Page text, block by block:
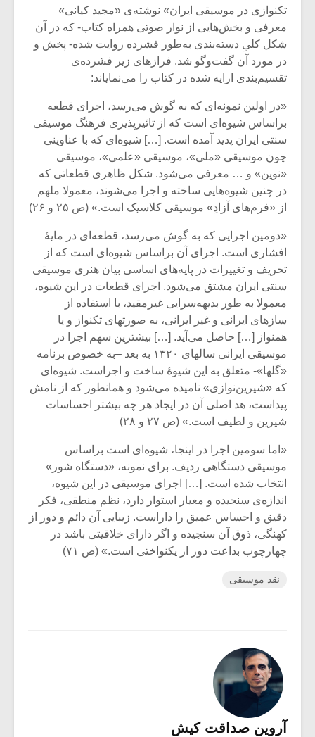
تکنوازی در موسیقی ایران» نوشته‌ی «مجید کیانی»
معرفی و بخش‌هایی از نوار صوتی همراه کتاب- که در آن
شکل کلیِ دسته‌بندی به‌طور فشرده روایت شده- پخش و
در مورد آن گفت‌وگو شد. فرازهای زیر فشرده‌ی
تقسیم‌بندی ارایه شده در کتاب را می‌نمایاند:
«در اولین نمونه‌ای که به گوش می‌رسد، اجرای قطعه
براساس شیوه‌ای است که از تاثیرپذیری فرهنگ موسیقی
سنتی ایران پدید آمده است. […] شیوه‌ای که با عناوینی
چون موسیقی «ملی»، موسیقی «علمی»، موسیقی
«نوین» و … معرفی می‌شود. شکل ظاهری قطعاتی که
در چنین شیوه‌هایی ساخته و اجرا می‌شوند، معمولا ملهم
از «فرم‌های آزادِ» موسیقی کلاسیک است.» (ص ۲۵ و ۲۶)
«دومین اجرایی که به گوش می‌رسد، قطعه‌ای در مایۀ
افشاری است. اجرای آن براساس شیوه‌ای است که از
تحریف و تغییرات در پایه‌های اساسی بیان هنری موسیقی
سنتی ایران مشتق می‌شود. اجرای قطعات در این شیوه،
معمولا به طور بدیهه‌سرایی غیرمقید، با استفاده از
سازهای ایرانی و غیر ایرانی، به صورتهای تکنواز و یا
همنواز […] حاصل می‌آید. […] بیشترین سهم اجرا در
موسیقی ایرانی سالهای ۱۳۲۰ به بعد –به خصوص برنامه
«گلها»- متعلق به این شیوۀ ساخت و اجراست. شیوه‌ای
که «شیرین‌نوازی» نامیده می‌شود و همانطور که از نامش
پیداست، هد اصلی آن در ایجاد هر چه بیشتر احساسات
شیرین و لطیف است.» (ص ۲۷ و ۲۸)
«اما سومین اجرا در اینجا، شیوه‌ای است براساس
موسیقی دستگاهی ردیف. برای نمونه، «دستگاه شور»
انتخاب شده است. […] اجرای موسیقی در این شیوه،
اندازه‌ی سنجیده و معیار استوار دارد، نظم منطقی، فکر
دقیق و احساس عمیق را داراست. زیبایی آن دائم و دور از
کهنگی، ذوق آن سنجیده و اگر دارای خلاقیتی باشد در
چهارچوب بداعت دور از یکنواختی است.» (ص ۷۱)
نقد موسیقی
آروین صداقت کیش